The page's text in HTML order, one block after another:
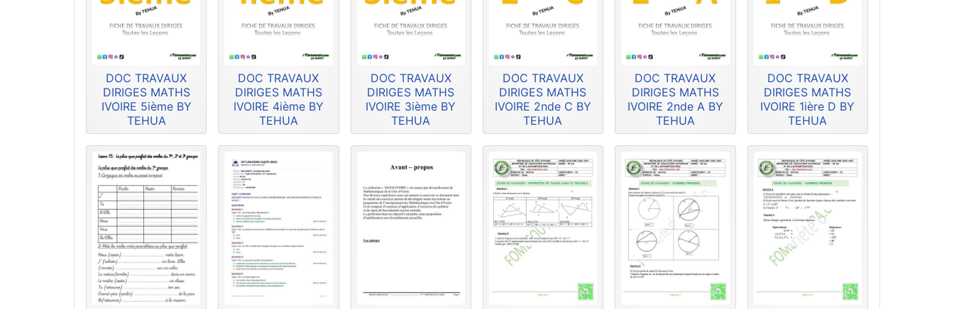
DOC TRAVAUX
DIRIGES MATHS
IVOIRE 5ième BY
TEHUA
DOC TRAVAUX
DIRIGES MATHS
IVOIRE 4ième BY
TEHUA
DOC TRAVAUX
DIRIGES MATHS
IVOIRE 3ième BY
TEHUA
DOC TRAVAUX
DIRIGES MATHS
IVOIRE 2nde C BY
TEHUA
DOC TRAVAUX
DIRIGES MATHS
IVOIRE 2nde A BY
TEHUA
DOC TRAVAUX
DIRIGES MATHS
IVOIRE 1ière D BY
TEHUA